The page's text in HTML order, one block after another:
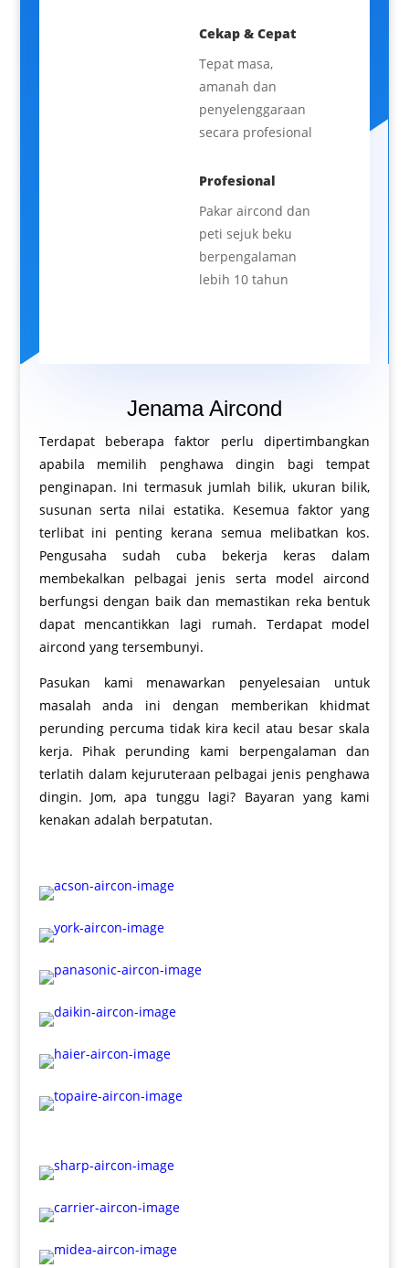
Cekap & Cepat
Tepat masa,
amanah dan
penyelenggaraan
secara profesional
Profesional
Pakar aircond dan
peti sejuk beku
berpengalaman
lebih 10 tahun
Jenama Aircond
Terdapat beberapa faktor perlu dipertimbangkan
apabila memilih penghawa dingin bagi tempat
penginapan. Ini termasuk jumlah bilik, ukuran bilik,
susunan serta nilai estatika. Kesemua faktor yang
terlibat ini penting kerana semua melibatkan kos.
Pengusaha sudah cuba bekerja keras dalam
membekalkan pelbagai jenis serta model aircond
berfungsi dengan baik dan memastikan reka bentuk
dapat mencantikkan lagi rumah. Terdapat model
aircond yang tersembunyi.
Pasukan kami menawarkan penyelesaian untuk
masalah anda ini dengan memberikan khidmat
perunding percuma tidak kira kecil atau besar skala
kerja. Pihak perunding kami berpengalaman dan
terlatih dalam kejuruteraan pelbagai jenis penghawa
dingin. Jom, apa tunggu lagi? Bayaran yang kami
kenakan adalah berpatutan.